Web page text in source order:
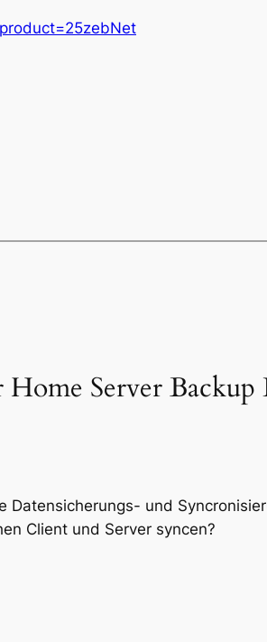
Server Backup
Datensicherungs- und
Client und Server syncen?